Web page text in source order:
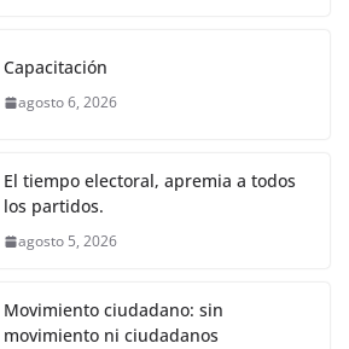
s
A
p
e
n
er
Capacitación
agosto 6, 2026
El tiempo electoral, apremia a todos
los partidos.
agosto 5, 2026
Movimiento ciudadano: sin
movimiento ni ciudadanos